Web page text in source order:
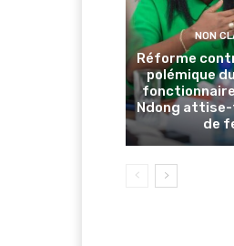
NON
Réforme
polémique
Ndong
de